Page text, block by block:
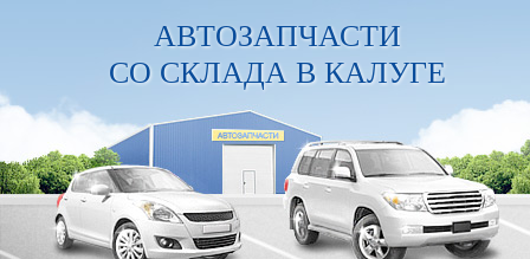
АВТОЗАПЧАСТИ
СО СКЛАДА В КАЛУГЕ